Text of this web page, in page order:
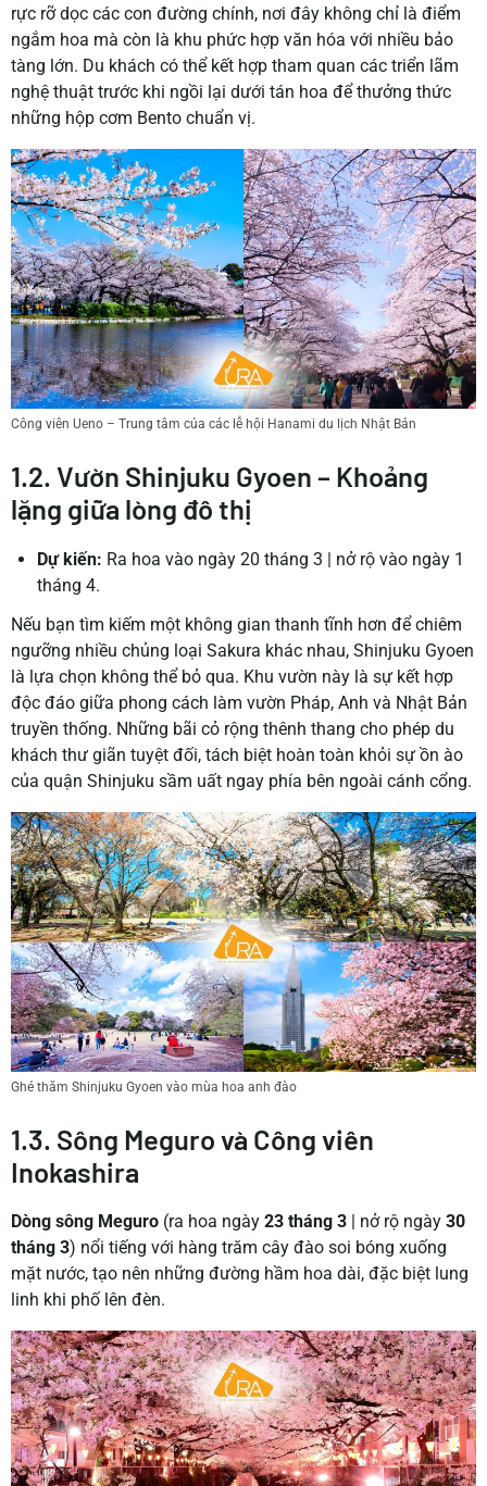
rực rỡ dọc các con đường chính, nơi đây không chỉ là điểm
ngắm hoa mà còn là khu phức hợp văn hóa với nhiều bảo
tàng lớn. Du khách có thể kết hợp tham quan các triển lãm
nghệ thuật trước khi ngồi lại dưới tán hoa để thưởng thức
những hộp cơm Bento chuẩn vị.
Công viên Ueno – Trung tâm của các lễ hội Hanami du lịch Nhật Bản
1.2. Vườn Shinjuku Gyoen – Khoảng
lặng giữa lòng đô thị
Dự kiến: Ra hoa vào ngày 20 tháng 3 | nở rộ vào ngày 1
tháng 4.
Nếu bạn tìm kiếm một không gian thanh tĩnh hơn để chiêm
ngưỡng nhiều chủng loại Sakura khác nhau, Shinjuku Gyoen
là lựa chọn không thể bỏ qua. Khu vườn này là sự kết hợp
độc đáo giữa phong cách làm vườn Pháp, Anh và Nhật Bản
truyền thống. Những bãi cỏ rộng thênh thang cho phép du
khách thư giãn tuyệt đối, tách biệt hoàn toàn khỏi sự ồn ào
của quận Shinjuku sầm uất ngay phía bên ngoài cánh cổng.
Ghé thăm Shinjuku Gyoen vào mùa hoa anh đào
1.3. Sông Meguro và Công viên
Inokashira
Dòng sông Meguro (ra hoa ngày23 tháng 3 | nở rộ ngày 30
tháng 3) nổi tiếng với hàng trăm cây đào soi bóng xuống
mặt nước, tạo nên những đường hầm hoa dài, đặc biệt lung
linh khi phố lên đèn.